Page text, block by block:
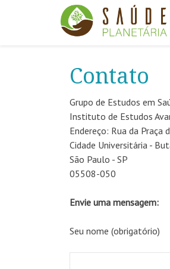
Contato
Grupo de Estudos em
Instituto de Estudos
Endereço: Rua da Praça
Cidade Universitária -
São Paulo - SP
05508-050
Envie uma mensagem:
Seu nome (obrigatório)